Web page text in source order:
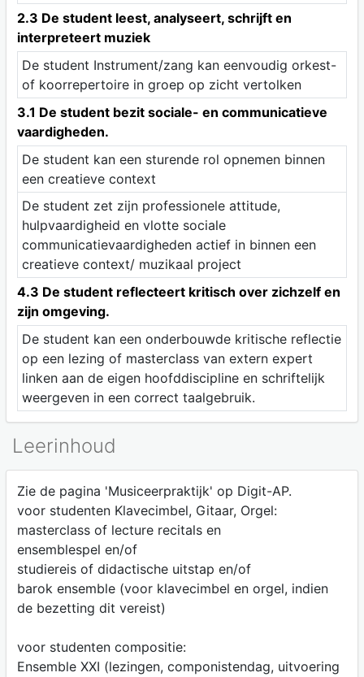
2.3 De student leest, analyseert, schrijft en
interpreteert muziek
De student Instrument/zang kan eenvoudig orkest-
of koorrepertoire in groep op zicht vertolken
3.1 De student bezit sociale- en communicatieve
vaardigheden.
De student kan een sturende rol opnemen binnen
een creatieve context
De student zet zijn professionele attitude,
hulpvaardigheid en vlotte sociale
communicatievaardigheden actief in binnen een
creatieve context/ muzikaal project
4.3 De student reflecteert kritisch over zichzelf en
zijn omgeving.
De student kan een onderbouwde kritische reflectie
op een lezing of masterclass van extern expert
linken aan de eigen hoofddiscipline en schriftelijk
weergeven in een correct taalgebruik.
Leerinhoud
Zie de pagina 'Musiceerpraktijk' op Digit-AP.
voor studenten Klavecimbel, Gitaar, Orgel:
masterclass of lecture recitals en
ensemblespel en/of
studiereis of didactische uitstap en/of
barok ensemble (voor klavecimbel en orgel, indien
de bezetting dit vereist)
voor studenten compositie:
Ensemble XXI (lezingen, componistendag, uitvoering